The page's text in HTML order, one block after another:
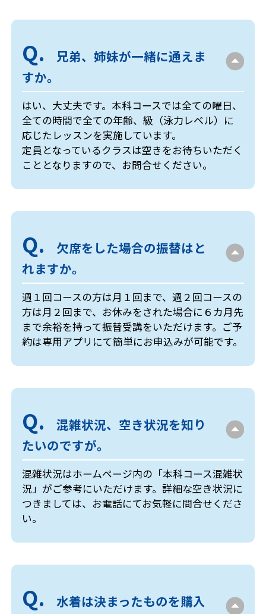
兄弟、姉妹が一緒に通えま
すか。
はい、大丈夫です。本科コースでは全ての曜日、
全ての時間で全ての年齢、級（泳力レベル）に
応じたレッスンを実施しています。
定員となっているクラスは空きをお待ちいただく
こととなりますので、お問合せください。
欠席をした場合の振替はと
れますか。
週１回コースの方は月１回まで、週２回コースの
方は月２回まで、お休みをされた場合に６カ月先
まで余裕を持って振替受講をいただけます。ご予
約は専用アプリにて簡単にお申込みが可能です。
混雑状況、空き状況を知り
たいのですが。
混雑状況はホームページ内の「本科コース混雑状
況」がご参考にいただけます。詳細な空き状況に
つきましては、お電話にてお気軽に問合せくださ
い。
水着は決まったものを購入